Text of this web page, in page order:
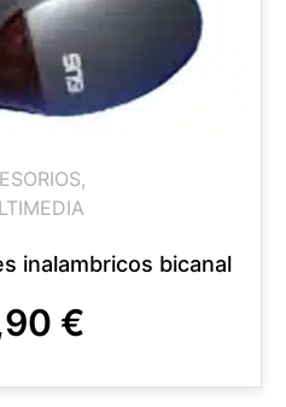
,
inalambricos bicanal
€